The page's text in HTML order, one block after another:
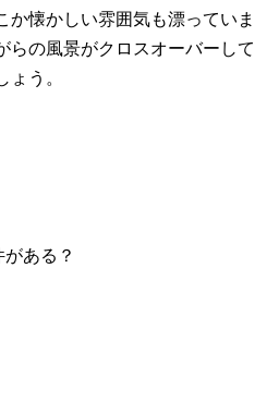
か懐かしい雰囲気も漂っていま
らの風景がクロスオーバーして
う。
ある？